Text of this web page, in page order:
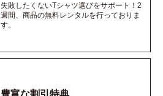
失敗したくないTシャツ選びをサポート！2
週間、商品の無料レンタルを行っておりま
す。